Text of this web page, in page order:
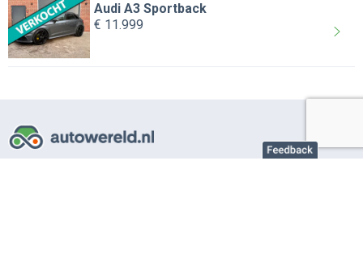
Audi A3 Sportback
€ 11.999